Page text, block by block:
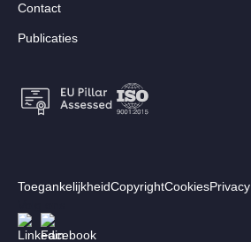
Contact
Publicaties
Footer:
menu
ToegankelijkheidCopyrightCookiesPrivacy
Afbeelding
Afbeelding